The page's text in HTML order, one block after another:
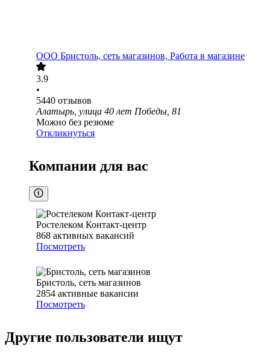
ООО Бристоль, сеть магазинов, Работа в магазине
3.9
•
5440 отзывов
Алатырь, улица 40 лет Победы, 81
Можно без резюме
Откликнуться
Компании для вас
Ростелеком Контакт-центр
868 активных вакансий
Посмотреть
Бристоль, сеть магазинов
2854 активные вакансии
Посмотреть
Другие пользователи ищут